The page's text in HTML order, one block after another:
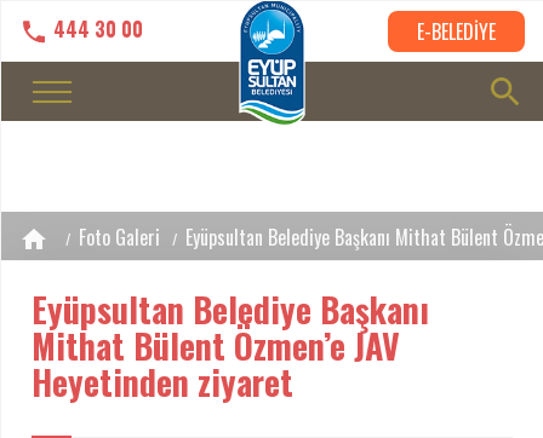
444 30 00 E-BELEDİYE
Foto Galeri Eyüpsultan Belediye Başkanı Mithat Bülent
Eyüpsultan Belediye Başkanı
Mithat Bülent Özmen’e JAV
Heyetinden ziyaret